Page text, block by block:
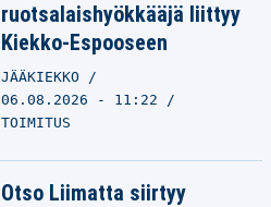
ruotsalaishyökkääjä liittyy
Kiekko-Espooseen
JÄÄKIEKKO
06.08.2026 - 11:22
TOIMITUS
Otso Liimatta siirtyy